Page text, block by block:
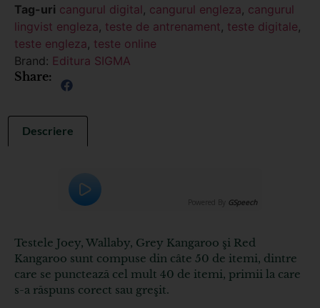
Tag-uri cangurul digital , cangurul engleza, cangurul
lingvist engleza, teste de antrenament, teste digitale,
teste engleza, teste online
Brand: Editura SIGMA
Share:
Descriere
Powered By GSpeech
Testele Joey, Wallaby, Grey Kangaroo şi Red
Kangaroo sunt compuse din câte 50 de itemi, dintre
care se punctează cel mult 40 de itemi, primii la care
s-a răspuns corect sau greşit.